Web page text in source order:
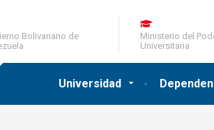
Universidad
Bolivariano de
Ministerio del
Universitaria